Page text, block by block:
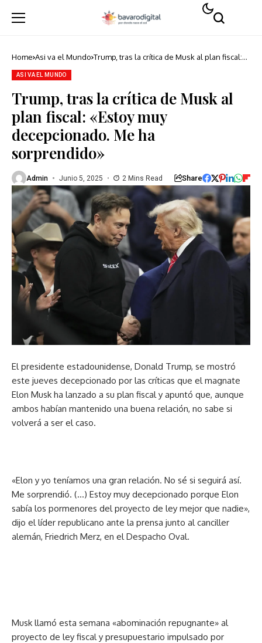
Home Asi va el Mundo Trump, tras la crítica de Musk al plan fiscal:
ASI VA EL MUNDO
Trump, tras la crítica de Musk al
plan fiscal: «Estoy muy
decepcionado. Me ha
sorprendido»
Admin Junio 5, 2025 2 Mins Read Share
El presidente estadounidense, Donald Trump, se mostró
este jueves decepcionado por las críticas que el magnate
Elon Musk ha lanzado a su plan fiscal y apuntó que, aunque
ambos habían mantenido una buena relación, no sabe si
volverá a ser el caso.
«Elon y yo teníamos una gran relación. No sé si seguirá así.
Me sorprendió. (…) Estoy muy decepcionado porque Elon
sabía los pormenores del proyecto de ley mejor que nadie»,
dijo el líder republicano ante la prensa junto al canciller
alemán, Friedrich Merz, en el Despacho Oval.
Musk llamó esta semana «abominación repugnante» al
proyecto de ley fiscal y presupuestario impulsado por